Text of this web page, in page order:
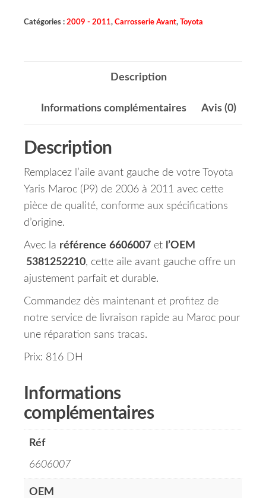
Catégories : 2009 - 2011, Carrosserie Avant, Toyota
Description
Informations complémentaires Avis (0)
Description
Remplacez l’aile avant gauche de votre Toyota
Yaris Maroc (P9) de 2006 à 2011 avec cette
pièce de qualité, conforme aux spécifications
d’origine.
Avec la référence 6606007 et l’OEM
5381252210, cette aile avant gauche offre un
ajustement parfait et durable.
Commandez dès maintenant et profitez de
notre service de livraison rapide au Maroc pour
une réparation sans tracas.
Prix: 816 DH
Informations
complémentaires
Réf
6606007
OEM